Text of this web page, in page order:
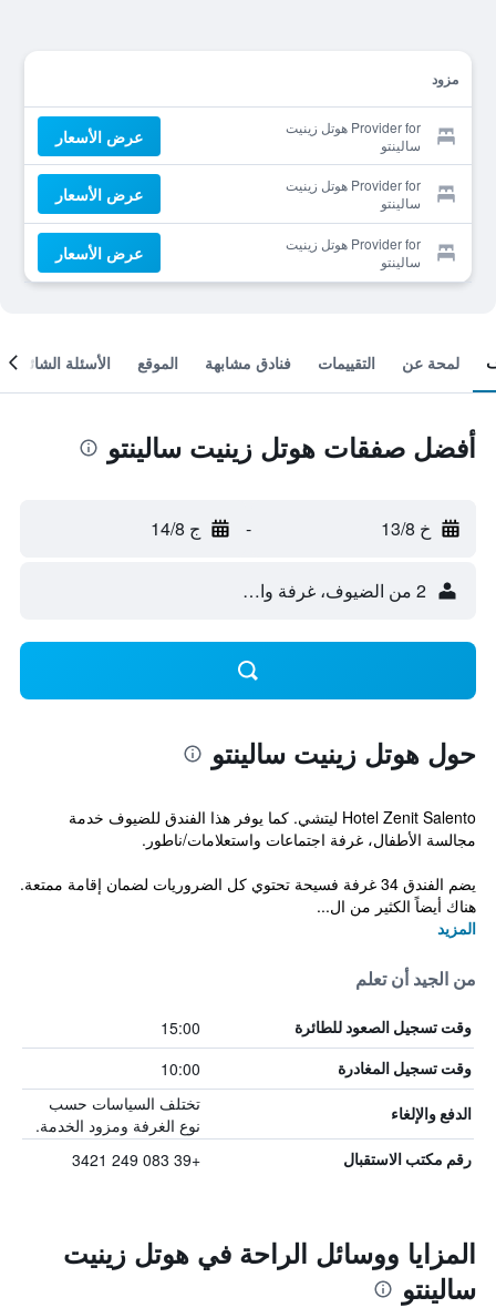
مزود
Provider for هوتل زينيت
سالينتو
عرض الأسعار
Provider for هوتل زينيت
سالينتو
عرض الأسعار
Provider for هوتل زينيت
سالينتو
عرض الأسعار
لمحة عن التقييمات فنادق مشابهة الموقع الأسئلة الشائعة
أفضل صفقات هوتل زينيت سالينتو
خ 13/8 - ج 14/8
2 من الضيوف، غرفة واحدة
حول هوتل زينيت سالينتو
Hotel Zenit Salento ليتشي. كما يوفر هذا الفندق للضيوف خدمة
مجالسة الأطفال، غرفة اجتماعات واستعلامات/ناطور.
يضم الفندق 34 غرفة فسيحة تحتوي كل الضروريات لضمان إقامة ممتعة.
هناك أيضاً الكثير من ال...
المزيد
من الجيد أن تعلم
وقت تسجيل الصعود للطائرة 15:00
وقت تسجيل المغادرة 10:00
الدفع والإلغاء
تختلف السياسات حسب
نوع الغرفة ومزود الخدمة.
رقم مكتب الاستقبال +39 083 249 3421
المزايا ووسائل الراحة في هوتل زينيت
سالينتو